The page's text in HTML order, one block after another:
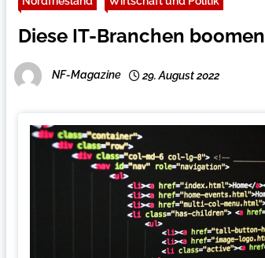
Diese IT-Branchen boomen
NF-Magazine 29. August 2022